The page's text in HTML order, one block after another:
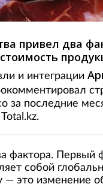
привел два
и интеграции
за последние
фактора. Первый
собой
— это изменение